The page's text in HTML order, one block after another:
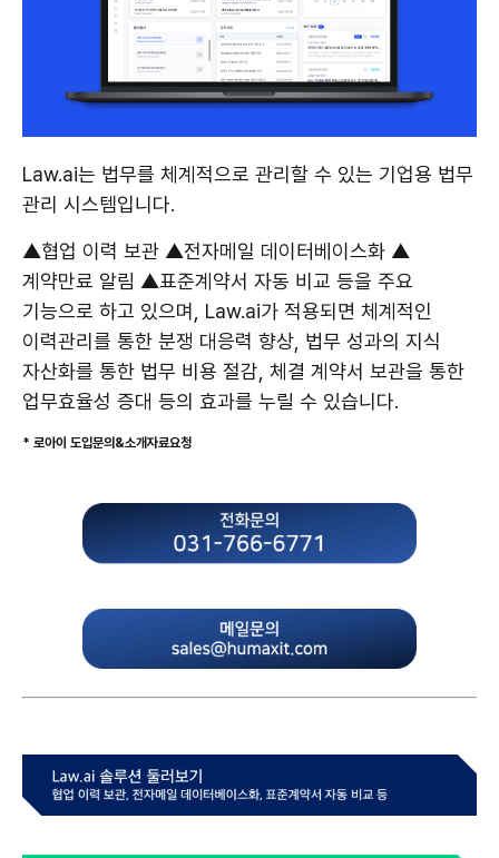
Law.ai는 법무를 체계적으로 관리할 수 있는 기업용 법무
관리 시스템입니다.
▲협업 이력 보관 ▲전자메일 데이터베이스화 ▲
계약만료 알림 ▲표준계약서 자동 비교 등을 주요
기능으로 하고 있으며, Law.ai가 적용되면 체계적인
이력관리를 통한 분쟁 대응력 향상, 법무 성과의 지식
자산화를 통한 법무 비용 절감, 체결 계약서 보관을 통한
업무효율성 증대 등의 효과를 누릴 수 있습니다.
* 로아이 도입문의&소개자료요청